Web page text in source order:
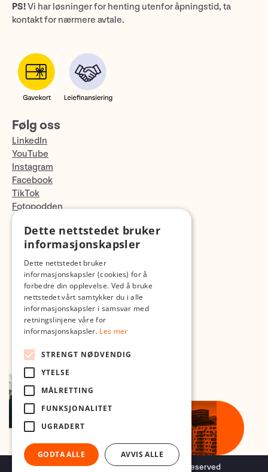
PS!Vi har løsninger for henting utenfor åpningstid, ta
kontakt for nærmere avtale.
Følg oss
LinkedIn
YouTube
Instagram
Facebook
TikTok
Fotopodden
Med forbehold om skrive- og lagerfeil
Copyright © 2026 Foto.no - All rights reserved
Dette nettstedet bruker
informasjonskapsler
Dette nettstedet bruker
informasjonskapsler (cookies) for å
forbedre din opplevelse. Ved å bruke
nettstedet vårt samtykker du i alle
informasjonskapsler i samsvar med
retningslinjene våre for
informasjonskapsler. Les mer
STRENGT NØDVENDIG
YTELSE
MÅLRETTING
FUNKSJONALITET
UGRADERT
GODTA ALLE AVVIS ALLE